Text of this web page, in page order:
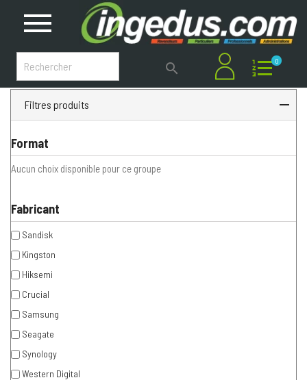
 0
Filtres produits
Format
Aucun choix disponible pour ce groupe
Fabricant
Sandisk
Kingston
Hiksemi
Crucial
Samsung
Seagate
Synology
Western Digital